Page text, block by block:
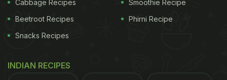
Cabbage Recipes
Beetroot Recipes
Snacks Recipes
Smoothie Recipe
Phirni Recipe
INDIAN RECIPES